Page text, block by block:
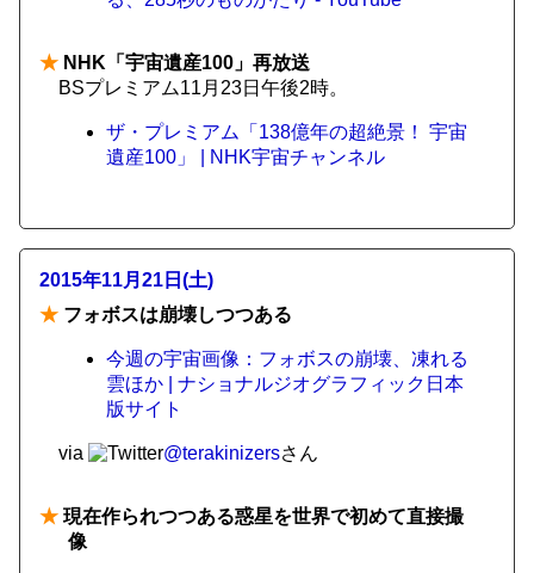
★ NHK「宇宙遺産100」再放送
BSプレミアム11月23日午後2時。
ザ・プレミアム「138億年の超絶景！ 宇宙
遺産100」 | NHK宇宙チャンネル
2015年11月21日(土)
★ フォボスは崩壊しつつある
今週の宇宙画像：フォボスの崩壊、凍れる
雲ほか | ナショナルジオグラフィック日本
版サイト
via @terakinizersさん
★ 現在作られつつある惑星を世界で初めて直接撮
像